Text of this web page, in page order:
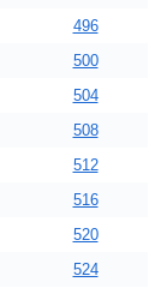
496
500
504
508
512
516
520
524